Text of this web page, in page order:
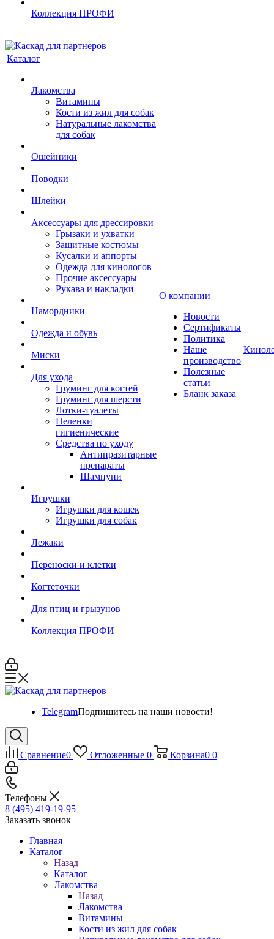
Коллекция ПРОФИ
Каталог
Лакомства
Витамины
Кости из жил для собак
Натуральные лакомства
для собак
Ошейники
Поводки
Шлейки
Аксессуары для дрессировки
Грызаки и ухватки
Защитные костюмы
Кусалки и аппорты
Одежда для кинологов
Прочие аксессуары
Рукава и накладки
Намордники
Одежда и обувь
Миски
Для ухода
Груминг для когтей
Груминг для шерсти
Лотки-туалеты
Пеленки
гигиенические
Средства по уходу
Антипразитарные
препараты
Шампуни
Игрушки
Игрушки для кошек
Игрушки для собак
Лежаки
Переноски и клетки
Когтеточки
Для птиц и грызунов
Коллекция ПРОФИ
О компании
Новости
Сертификаты
Политика
Наше
производство
Полезные
статьи
Бланк заказа
TelegramПодпишитесь на наши новости!
Сравнение0 Отложенные 0 Корзина0 0
Телефоны
8 (495) 419-19-95
Заказать звонок
Главная
Каталог
Назад
Каталог
Лакомства
Назад
Лакомства
Витамины
Кости из жил для собак